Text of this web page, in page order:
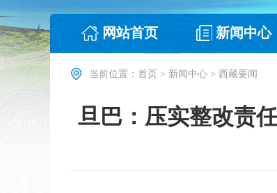
网站首页 新闻中心
当前位置： 首页 > 新闻中心 > 西藏要闻
旦巴：压实整改责